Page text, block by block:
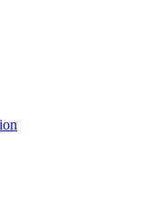
technologie
d’innovation et